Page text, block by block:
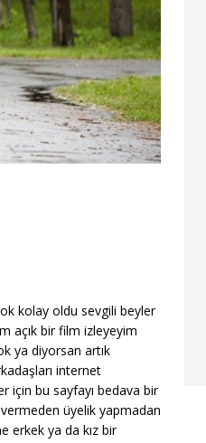
kolay oldu sevgili beyler
açık bir film izleyeyim
ya diyorsan artık
internet
için bu sayfayı bedava bir
üyelik yapmadan
erkek ya da kız bir